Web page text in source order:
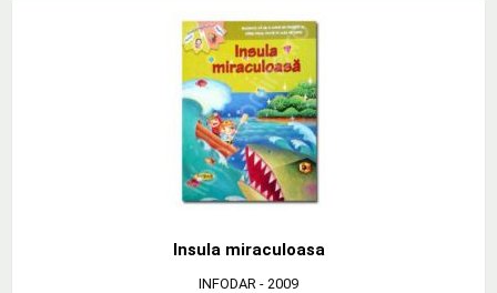
Insula miraculoasa
INFODAR - 2009